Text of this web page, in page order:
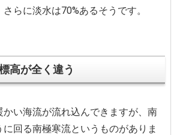
さらに淡水は70%あるそうです。
高が全く違う
い海流が流れ込んできますが、 南
回る南極寒流というものがありま